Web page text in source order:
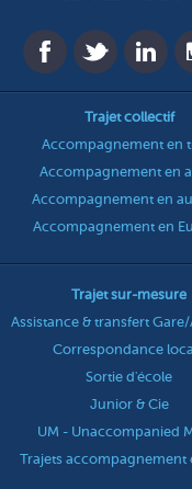
Trajet collectif
Accompagnement en
Accompagnement en
Accompagnement en
Accompagnement en
Trajet sur-mesure
Assistance & transfert
Correspondance
Sortie d'école
Junior & Cie
UM - Unaccompanied
Trajets accompagnement